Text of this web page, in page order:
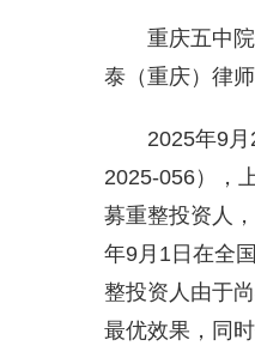
重庆五中
泰（重庆）律
2025年9
2025-056），
募重整投资人
年9月1日在全
整投资人由于
最优效果，同